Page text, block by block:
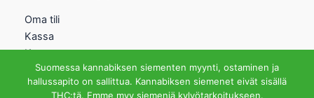
Oma tili
Kassa
Kauppa
Ostoskori
Helsingin Myymälä
Suomessa kannabiksen siementen myynti, ostaminen ja
hallussapito on sallittua. Kannabiksen siemenet eivät sisällä
THC:tä. Emme myy siemeniä kylvötarkoitukseen.